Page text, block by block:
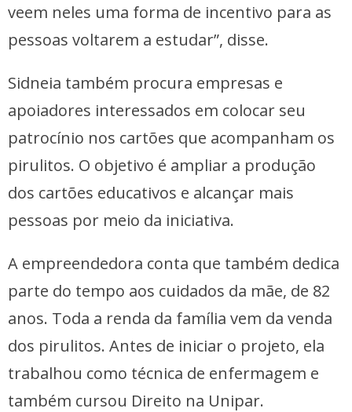
veem neles uma forma de incentivo para as
pessoas voltarem a estudar”, disse.
Sidneia também procura empresas e
apoiadores interessados em colocar seu
patrocínio nos cartões que acompanham os
pirulitos. O objetivo é ampliar a produção
dos cartões educativos e alcançar mais
pessoas por meio da iniciativa.
A empreendedora conta que também dedica
parte do tempo aos cuidados da mãe, de 82
anos. Toda a renda da família vem da venda
dos pirulitos. Antes de iniciar o projeto, ela
trabalhou como técnica de enfermagem e
também cursou Direito na Unipar.